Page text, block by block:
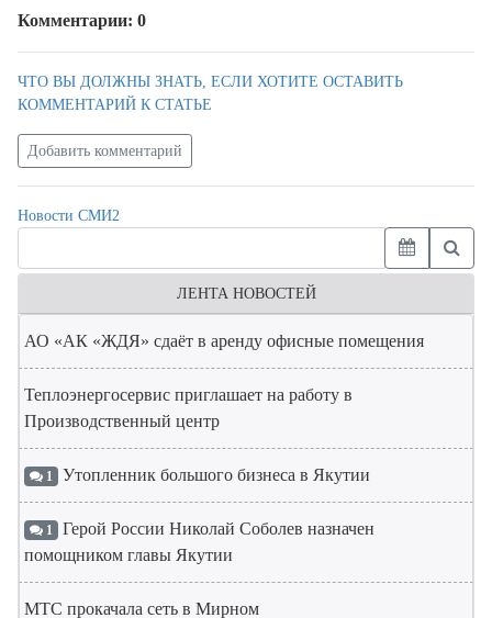
Комментарии: 0
ЧТО ВЫ ДОЛЖНЫ ЗНАТЬ, ЕСЛИ ХОТИТЕ ОСТАВИТЬ
КОММЕНТАРИЙ К СТАТЬЕ
Добавить комментарий
Новости СМИ2
ЛЕНТА НОВОСТЕЙ
АО «АК «ЖДЯ» сдаёт в аренду офисные помещения
Теплоэнергосервис приглашает на работу в
Производственный центр
1 Утопленник большого бизнеса в Якутии
1 Герой России Николай Соболев назначен
помощником главы Якутии
МТС прокачала сеть в Мирном